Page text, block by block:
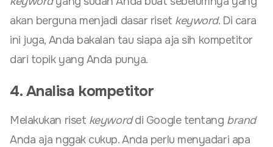
akan berguna menjadi dasar riset keyword. Di cara
ini juga, Anda bakalan tau siapa aja sih kompetitor
dari topik yang Anda punya.
4. Analisa kompetitor
Melakukan riset keyworddi Google tentang brand
Anda aja nggak cukup. Anda perlu menyadari apa